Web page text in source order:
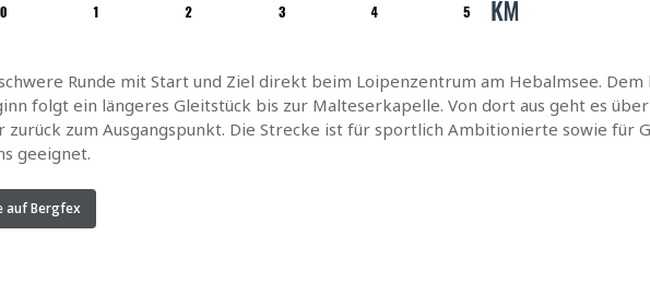
Runde mit Start und Ziel direkt beim Loipenzentrum am Hebalmsee. Dem
folgt ein längeres Gleitstück bis zur Malteserkapelle. Von dort aus geht es
zurück zum Ausgangspunkt. Die Strecke ist für sportlich Ambitionierte sowie für
geeignet.
auf Bergfex